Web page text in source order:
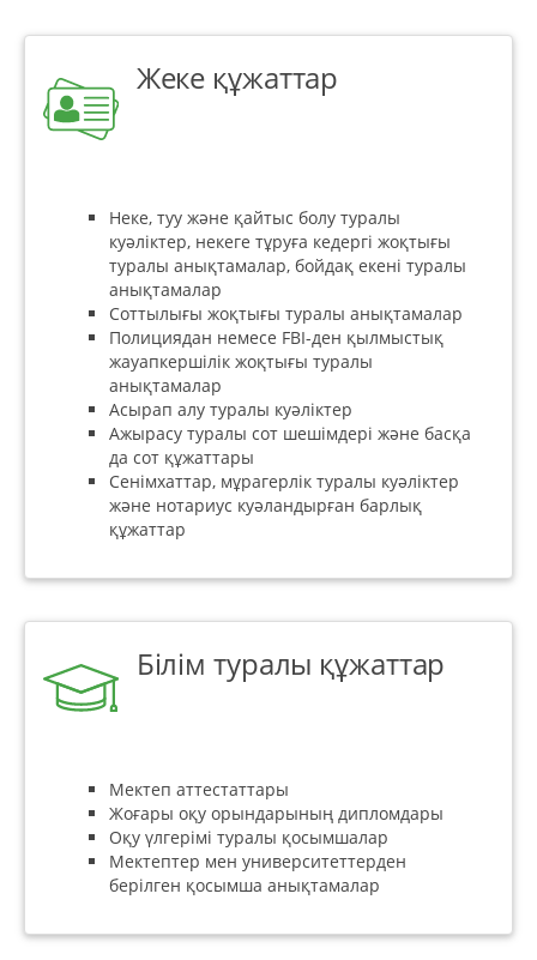
Жеке құжаттар
Неке, туу және қайтыс болу туралы
куәліктер, некеге тұруға кедергі жоқтығы
туралы анықтамалар, бойдақ екені туралы
анықтамалар
Соттылығы жоқтығы туралы анықтамалар
Полициядан немесе FBI-ден қылмыстық
жауапкершілік жоқтығы туралы
анықтамалар
Асырап алу туралы куәліктер
Ажырасу туралы сот шешімдері және басқа
да сот құжаттары
Сенімхаттар, мұрагерлік туралы куәліктер
және нотариус куәландырған барлық
құжаттар
Білім туралы құжаттар
Мектеп аттестаттары
Жоғары оқу орындарының дипломдары
Оқу үлгерімі туралы қосымшалар
Мектептер мен университеттерден
берілген қосымша анықтамалар